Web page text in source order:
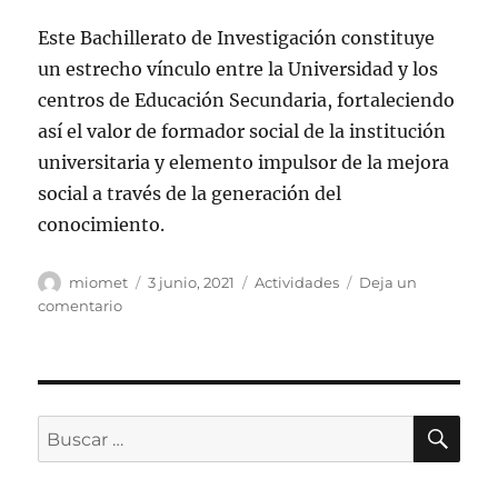
Este Bachillerato de Investigación constituye
un estrecho vínculo entre la Universidad y los
centros de Educación Secundaria, fortaleciendo
así el valor de formador social de la institución
universitaria y elemento impulsor de la mejora
social a través de la generación del
conocimiento.
Autor
miomet
Publicado
3 junio, 2021 Categorías
Actividades
Deja un
comentarioen
Ciencias
Sociales
y
Buscar
por: